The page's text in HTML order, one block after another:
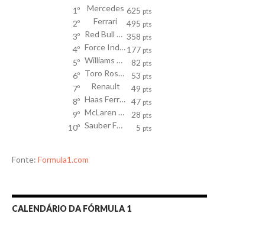
1º Mercedes 625 pts
2º Ferrari 495 pts
3º Red Bull Racing TAG Heuer 358 pts
4º Force India Mercedes177 pts
5º Williams Mercedes 82 pts
6º Toro Rosso 53 pts
7º Renault 49 pts
8º Haas Ferrari 47 pts
9º McLaren Honda 28 pts
10º Sauber Ferrari 5 pts
Fonte: Formula1.com
CALENDÁRIO DA FÓRMULA 1